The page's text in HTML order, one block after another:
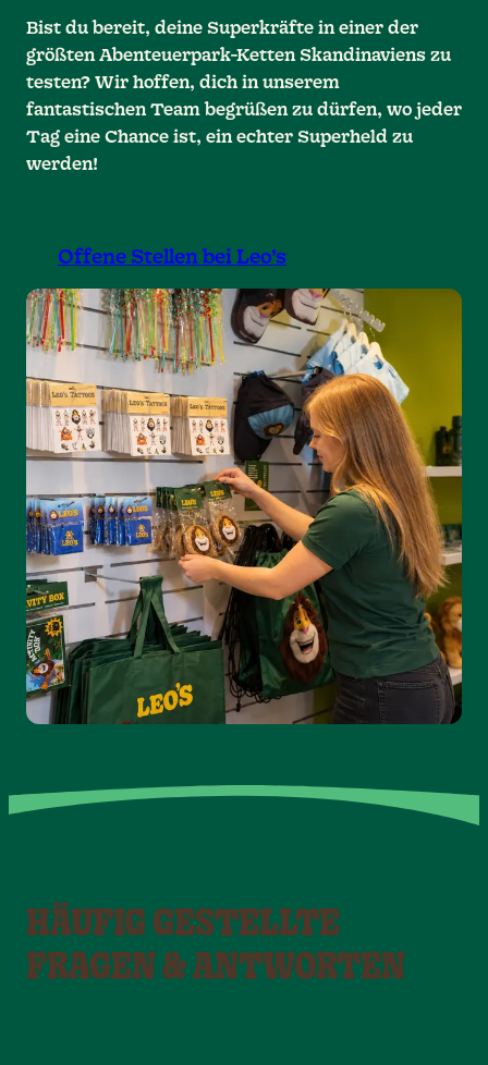
Bist du bereit, deine Superkräfte in einer der
größten Abenteuerpark-Ketten Skandinaviens zu
testen? Wir hoffen, dich in unserem
fantastischen Team begrüßen zu dürfen, wo jeder
Tag eine Chance ist, ein echter Superheld zu
werden!
Offene Stellen bei Leo’s
HÄUFIG GESTELLTE
FRAGEN & ANTWORTEN